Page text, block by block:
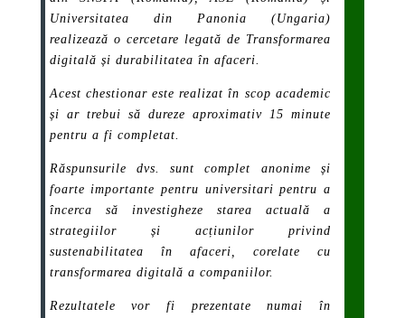
Universitatea din Panonia (Ungaria)
realizează o cercetare legată de Transformarea
digitală și durabilitatea în afaceri.
Acest chestionar este realizat în scop academic
și ar trebui să dureze aproximativ 15 minute
pentru a fi completat.
Răspunsurile dvs. sunt complet anonime și
foarte importante pentru universitari pentru a
încerca să investigheze starea actuală a
strategiilor și acțiunilor privind
sustenabilitatea în afaceri, corelate cu
transformarea digitală a companiilor.
Rezultatele vor fi prezentate numai în